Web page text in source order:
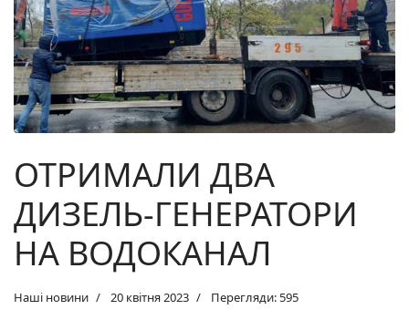
ОТРИМАЛИ ДВА
ДИЗЕЛЬ-ГЕНЕРАТОРИ
НА ВОДОКАНАЛ
Наші новини 20 квітня 2023 Перегляди: 595